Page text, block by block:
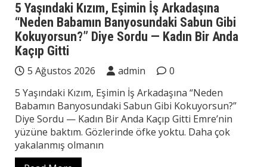
5 Yaşındaki Kızım, Eşimin İş Arkadaşına
“Neden Babamın Banyosundaki Sabun Gibi
Kokuyorsun?” Diye Sordu — Kadın Bir Anda
Kaçıp Gitti
5 Ağustos 2026 admin
0
5 Yaşındaki Kızım, Eşimin İş Arkadaşına “Neden
Babamın Banyosundaki Sabun Gibi Kokuyorsun?”
Diye Sordu — Kadın Bir Anda Kaçıp Gitti Emre’nin
yüzüne baktım. Gözlerinde öfke yoktu. Daha çok
yakalanmış olmanın